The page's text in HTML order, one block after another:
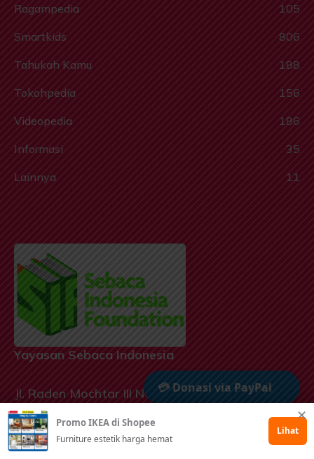
Ragampedia
105
Smartkids
806
Tahukah Kamu
188
Tokohpedia
156
Videopedia
186
Informasi
35
Lainnya
11
Yayasan Sebaca Indonesia
Jl. Raden Mochtar III No. 126, Sindanglaya,
Bandung, Jawa Barat, Indonesia 40195
💳 Donasi via PayPal
🤲 Dukung via Kitabisa
✕
Promo IKEA di Shopee
Furniture estetik harga hemat
Lihat